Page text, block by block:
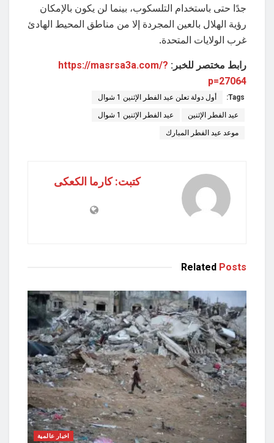
جدًا حتى باستخدام التلسكوب، بينما لن يكون بالإمكان
رؤية الهلال بالعين المجردة إلا من مناطق المحيط الهادئ
غرب الولايات المتحدة.
رابط مختصر للخبر: https://masrsa3a.com/?
p=27064
Tags: أول دولة تعلن عيد الفطر الإثنين 1 شوال
عيد الفطر الإثنين عيد الفطر الإثنين 1 شوال
موعد عيد الفطر المبارك
كتبت: كارما الكعكى
Related Posts
اخبار عالمية